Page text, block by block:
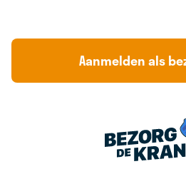
Aanmelden als